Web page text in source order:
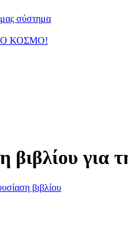
σύστημα
ΚΟΣΜΟ!
βιβλίου για
βιβλίου